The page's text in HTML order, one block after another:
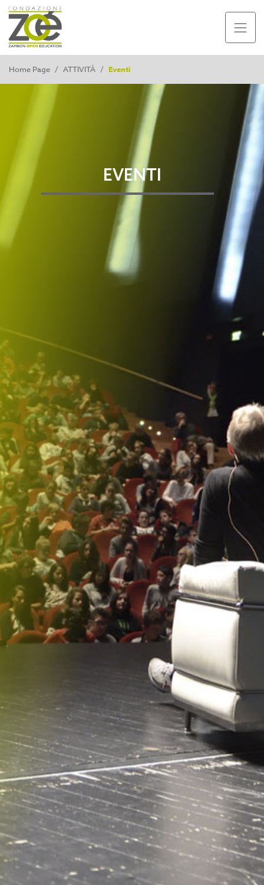
Home Page / ATTIVITÀ / Eventi
EVENTI